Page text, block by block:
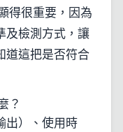
得很重要，因為
及檢測方式，讓
道這把是否符合
？
出）、使用時